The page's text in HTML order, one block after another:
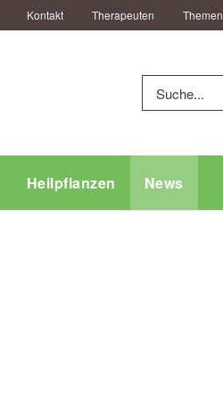
Kontakt Therapeuten Themen
Heilpflanzen News